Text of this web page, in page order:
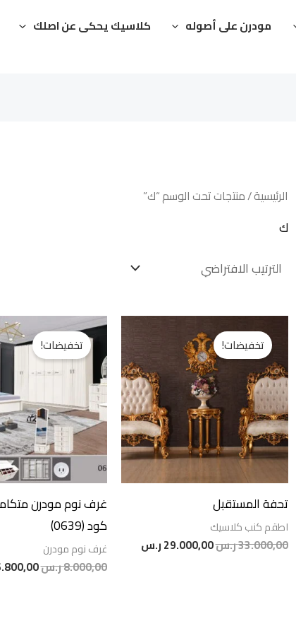
مودرن على أصوله كلاسيك يحكى عن اصلك
الرئيسية/ منتجات تحت الوسم “ك”
ك
تخفيضات!
تحفة المستقبل
اطقم كنب كلاسيك
33.000,00ر.س
السعر
الأصلي
هو:
33.000,00 ر.س.
29.000,00ر.س
السعر
هو:
29.000,00 ر.س.
تخفيضات!
كود (0639)
غرف نوم مودرن
8.000,00ر.س
السعر
الأصلي
هو:
8.000,00